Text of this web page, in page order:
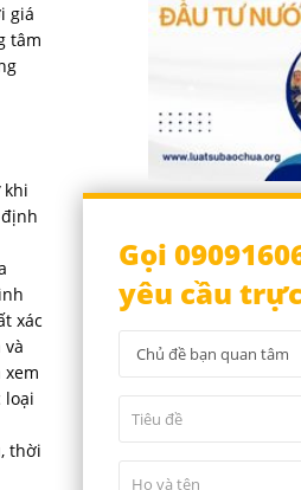
giá
tâm
khi
xác
và
loại
thời
Gọi
yêu cầu